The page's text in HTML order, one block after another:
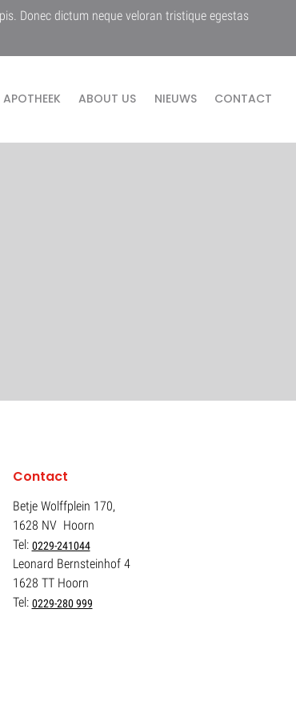
Donec dictum neque veloran tristique egestas
APOTHEEK ABOUT US NIEUWS CONTACT
Contact
Betje Wolffplein 170,
1628 NV Hoorn
Tel: 0229-241044
Leonard Bernsteinhof 4
1628 TT Hoorn
Tel: 0229-280 999